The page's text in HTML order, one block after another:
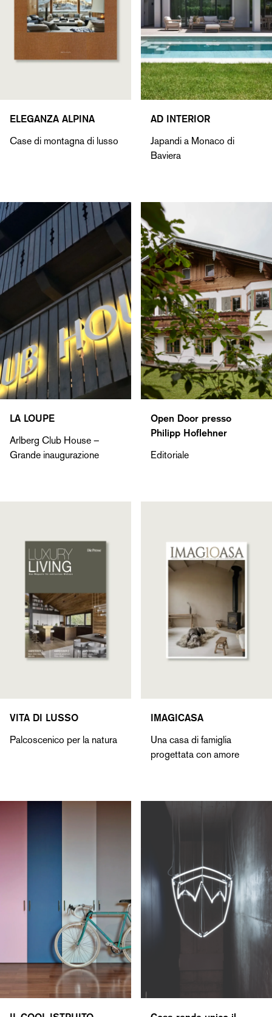
ELEGANZA ALPINA
Case di montagna di lusso
AD INTERIOR
Japandi a Monaco di
Baviera
LA LOUPE
Arlberg Club House –
Grande inaugurazione
Open Door presso
Philipp Hoflehner
Editoriale
VITA DI LUSSO
Palcoscenico per la natura
IMAGICASA
Una casa di famiglia
progettata con amore